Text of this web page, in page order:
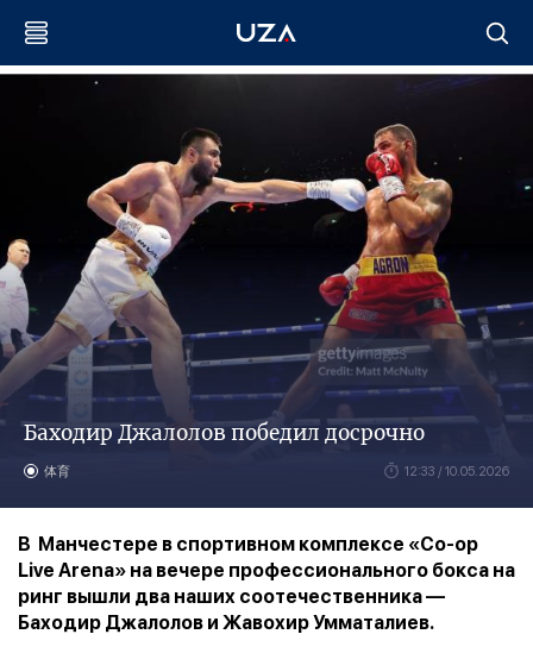
Баходир Джалолов победил досрочно
体育 12:33 / 10.05.2026
В Манчестере в спортивном комплексе «Co-op
Live Arena» на вечере профессионального бокса на
ринг вышли два наших соотечественника —
Баходир Джалолов и Жавохир Умматалиев.